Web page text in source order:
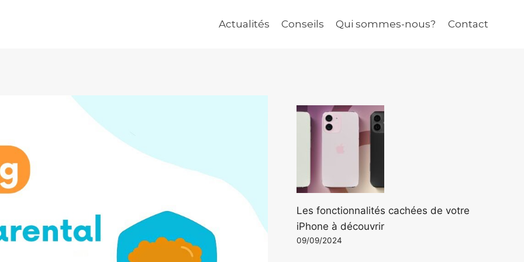
Actualités Conseils Qui sommes-nous? Contact
Les fonctionnalités cachées de votre
iPhone à découvrir
09/09/2024